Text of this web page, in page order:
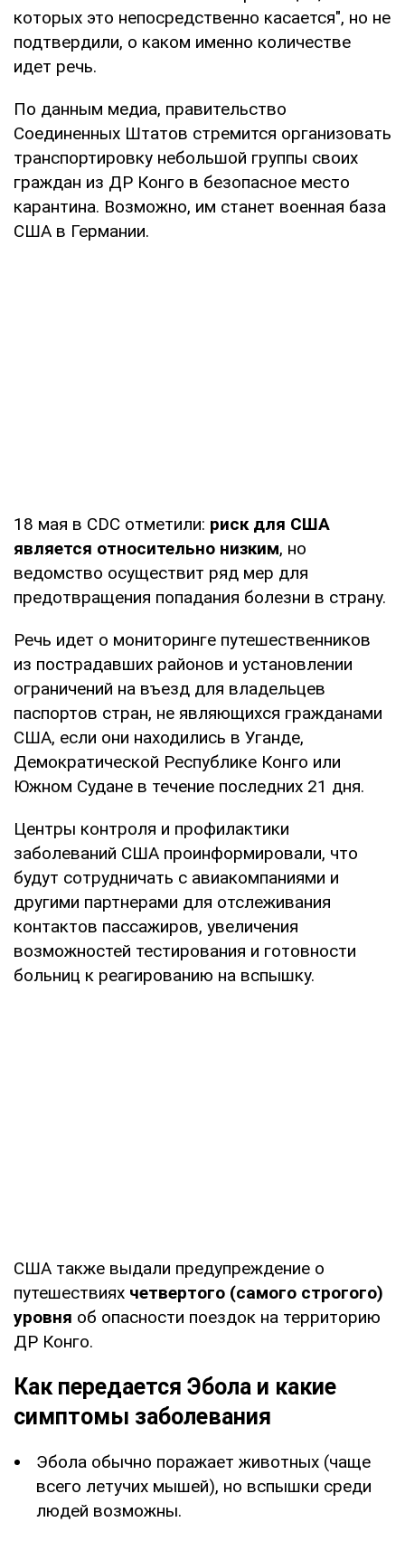
которых это непосредственно касается", но не
подтвердили, о каком именно количестве
идет речь.
По данным медиа, правительство
Соединенных Штатов стремится организовать
транспортировку небольшой группы своих
граждан из ДР Конго в безопасное место
карантина. Возможно, им станет военная база
США в Германии.
18 мая в CDC отметили: риск для США
является относительно низким, но
ведомство осуществит ряд мер для
предотвращения попадания болезни в страну.
Речь идет о мониторинге путешественников
из пострадавших районов и установлении
ограничений на въезд для владельцев
паспортов стран, не являющихся гражданами
США, если они находились в Уганде,
Демократической Республике Конго или
Южном Судане в течение последних 21 дня.
Центры контроля и профилактики
заболеваний США проинформировали, что
будут сотрудничать с авиакомпаниями и
другими партнерами для отслеживания
контактов пассажиров, увеличения
возможностей тестирования и готовности
больниц к реагированию на вспышку.
США также выдали предупреждение о
путешествиях четвертого (самого строгого)
уровня об опасности поездок на территорию
ДР Конго.
Как передается Эбола и какие
симптомы заболевания
Эбола обычно поражает животных (чаще
всего летучих мышей), но вспышки среди
людей возможны.